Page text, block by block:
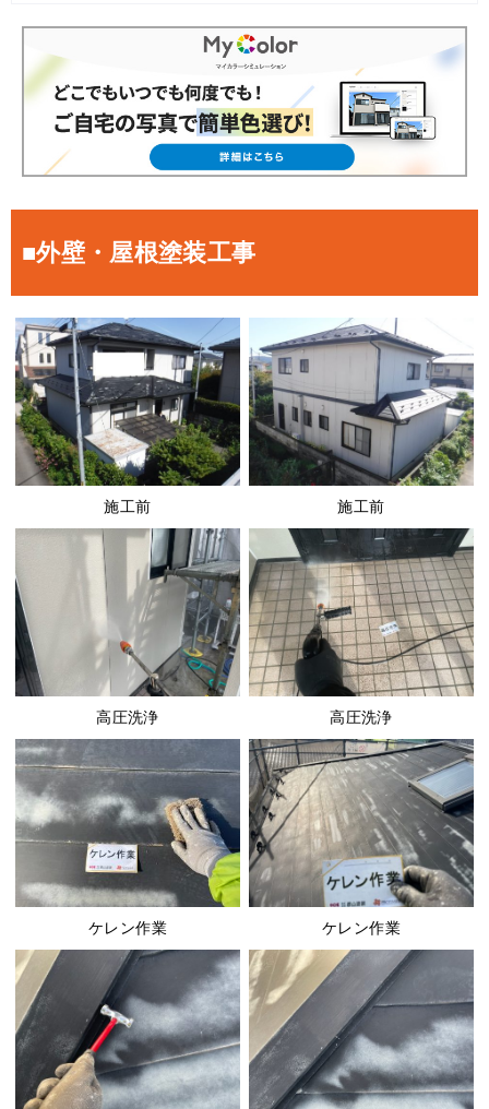
■外壁・屋根塗装工事
施工前 施工前
高圧洗浄 高圧洗浄
ケレン作業 ケレン作業